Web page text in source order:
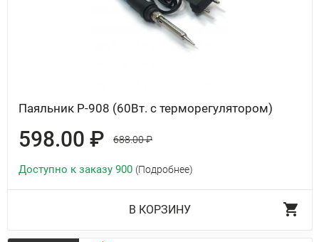
Паяльник P-908 (60Вт. с терморегулятором)
598.00 ₽ 688.00 ₽
Доступно к заказу 900 (Подробнее)
В КОРЗИНУ